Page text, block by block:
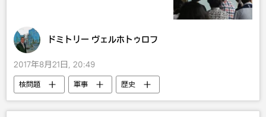
ドミトリー ヴェルホトゥロフ
2017年8月21日, 20:49
核問題 軍事
歴史
第二次世界大戦